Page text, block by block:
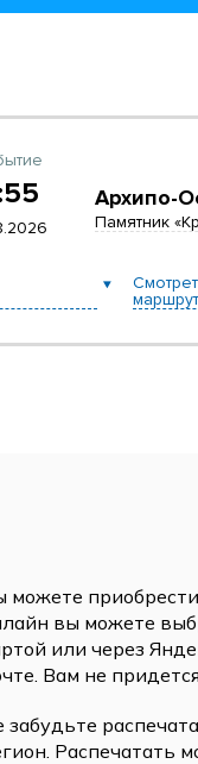
Архипо-
Памятник
маршрут
можете
вы можете
или через
Вам не
забудьте
Распечатать